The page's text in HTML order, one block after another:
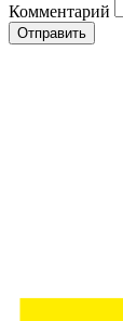
Комментарий
Отправить